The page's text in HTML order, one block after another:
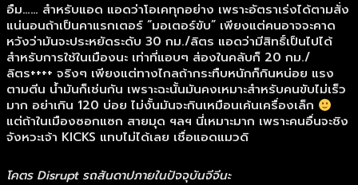
อืม…… สำหรับแอด แอดว่าโอเคทุกอย่าง เพราะอัตราเร่งได้ตามสั่ง
แน่นอนถ้าเป็นคาแรกเตอร์ “มอเตอร์ขับ” เพียงแต่คนอาจจะคาด
หวังว่ามันจะประหยัดระดับ 30 กม./ลิตร แอดว่ามีสิทธิ์เป็นไปได้
สำหรับการใช้ในเมืองนะ เท่าที่แอบๆ ส่องในคลับก็ 20 กม./
ลิตร++++ จริงๆ เพียงแต่ทางไกลถ้ากระทืบหนักก็กินหน่อย แรง
ตามตีน น้ำมันก็เช่นกัน เพราะฉะนั้นมันคงเหมาะสำหรับคนขับไม่เร็ว
มาก อย่าเกิน 120 บ่อย ไม่งั้นมันจะกินเหมือนเค้นเครื่องเล็ก
แต่ถ้าในเมืองซอกแซก สายมุด ฯลฯ นี่เหมาะมาก เพราะคนอื่นจะชิง
จังหวะเจ้า KICKS แทบไม่ได้เลย เชื่อแอดแมวดิ
โคตร Disrupt รถสันดาปภายในปัจจุบันจีจีนะ